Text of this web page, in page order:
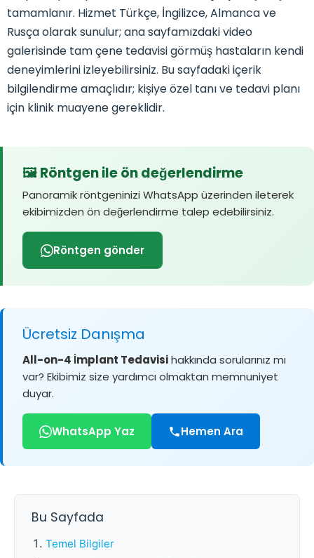
tamamlanır. Hizmet Türkçe, İngilizce, Almanca ve
Rusça olarak sunulur; ana sayfamızdaki video
galerisinde tam çene tedavisi görmüş hastaların kendi
deneyimlerini izleyebilirsiniz. Bu sayfadaki içerik
bilgilendirme amaçlıdır; kişiye özel tanı ve tedavi planı
için klinik muayene gereklidir.
🖼️ Röntgen ile ön değerlendirme
Panoramik röntgeninizi WhatsApp üzerinden ileterek
ekibimizden ön değerlendirme talep edebilirsiniz.
Röntgen gönder
Ücretsiz Danışma
All-on-4 İmplant Tedavisihakkında sorularınız mı
var? Ekibimiz size yardımcı olmaktan memnuniyet
duyar.
WhatsApp Yaz Hemen Ara
Bu Sayfada
Temel Bilgiler